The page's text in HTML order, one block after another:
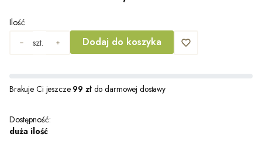
Ilość
szt.
Dodaj do koszyka
Brakuje Ci jeszcze 99 złdo darmowej dostawy
Dostępność:
duża ilość